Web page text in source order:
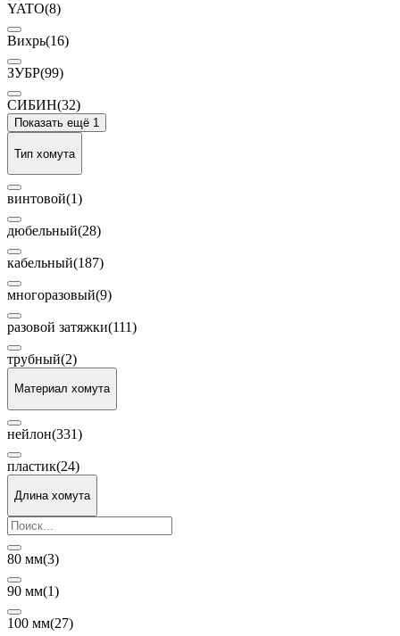
YATO(8)
Вихрь(16)
ЗУБР(99)
СИБИН(32)
Показать ещё 1
Тип хомута
винтовой(1)
дюбельный(28)
кабельный(187)
многоразовый(9)
разовой затяжки(111)
трубный(2)
Материал хомута
нейлон(331)
пластик(24)
Длина хомута
80 мм(3)
90 мм(1)
100 мм(27)